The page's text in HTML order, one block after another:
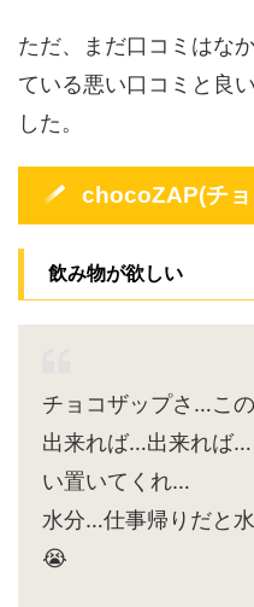
ただ、まだ口コミはな
ている悪い口コミと良
した。
chocoZAP(チョ
飲み物が欲しい
チョコザップさ…こ
出来れば…出来れば…
い置いてくれ…
水分…仕事帰りだと
😭